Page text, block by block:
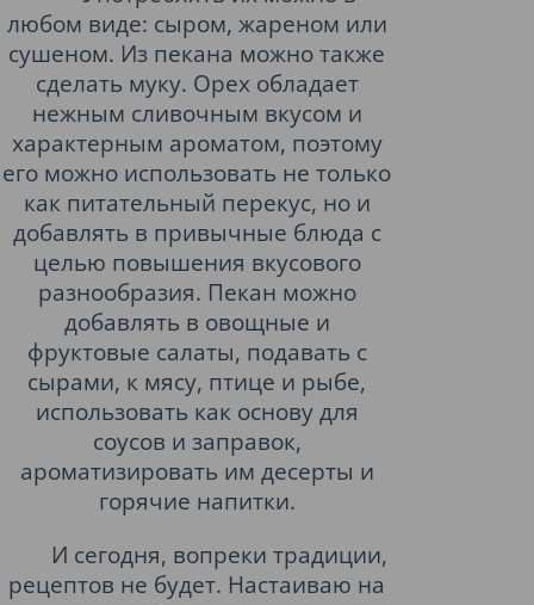
любом виде: сыром, жареном или
сушеном. Из пекана можно также
сделать муку. Орех обладает
нежным сливочным вкусом и
характерным ароматом, поэтому
его можно использовать не только
как питательный перекус, но и
добавлять в привычные блюда с
целью повышения вкусового
разнообразия. Пекан можно
добавлять в овощные и
фруктовые салаты, подавать с
сырами, к мясу, птице и рыбе,
использовать как основу для
соусов и заправок,
ароматизировать им десерты и
горячие напитки.
И сегодня, вопреки традиции,
рецептов не будет. Настаиваю на